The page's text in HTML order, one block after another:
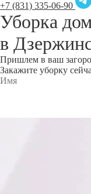
+7 (831) 335-06-90
Уборка
в
Пришлем в ваш
Закажите уборку